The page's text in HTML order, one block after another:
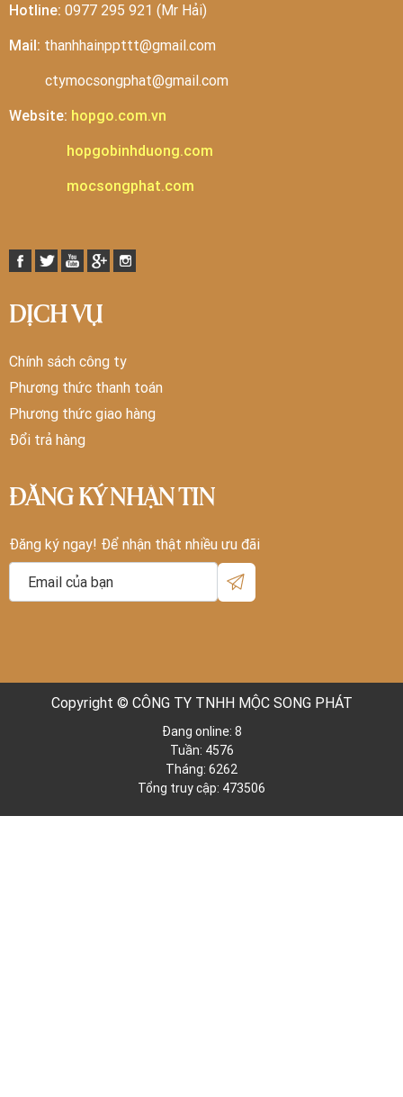
Hotline: 0977 295 921 (Mr Hải)
Mail: thanhhainppttt@gmail.com
ctymocsongphat@gmail.com
Website: hopgo.com.vn
hopgobinhduong.com
mocsongphat.com
DỊCH VỤ
Chính sách công ty
Phương thức thanh toán
Phương thức giao hàng
Đổi trả hàng
ĐĂNG KÝ NHẬN TIN
Đăng ký ngay! Để nhận thật nhiều ưu đãi
Copyright © CÔNG TY TNHH MỘC SONG PHÁT
Đang online: 8
Tuần: 4576
Tháng: 6262
Tổng truy cập: 473506